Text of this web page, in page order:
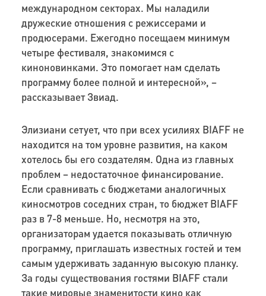
международном секторах. Мы наладили
дружеские отношения с режиссерами и
продюсерами. Ежегодно посещаем минимум
четыре фестиваля, знакомимся с
киноновинками. Это помогает нам сделать
программу более полной и интересной», –
рассказывает Звиад.
Элизиани сетует, что при всех усилиях BIAFF не
находится на том уровне развития, на каком
хотелось бы его создателям. Одна из главных
проблем – недостаточное финансирование.
Если сравнивать с бюджетами аналогичных
киносмотров соседних стран, то бюджет BIAFF
раз в 7-8 меньше. Но, несмотря на это,
организаторам удается показывать отличную
программу, приглашать известных гостей и тем
самым удерживать заданную высокую планку.
За годы существования гостями BIAFF стали
такие мировые знаменитости кино как